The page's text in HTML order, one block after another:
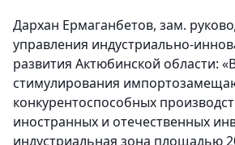
Дархан Ермаганбетов, зам.
управления индустриально-
развития Актюбинской области:
стимулирования
конкурентоспособных
иностранных и отечественных
индустриальная зона площадью